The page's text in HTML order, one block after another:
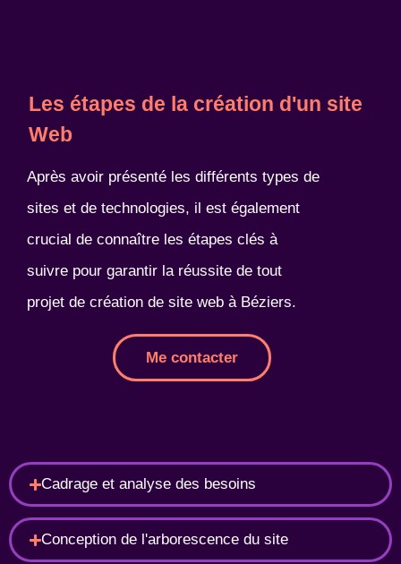
Les étapes de la création d'un site
Web
Après avoir présenté les différents types de
sites et de technologies, il est également
crucial de connaître les étapes clés à
suivre pour garantir la réussite de tout
projet de création de site web à Béziers.
Me contacter
Cadrage et analyse des besoins
Conception de l'arborescence du site